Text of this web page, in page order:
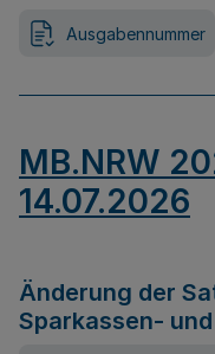
Ausgabennummer
MB.NRW
14.07.2026
Änderung der
Sparkassen-